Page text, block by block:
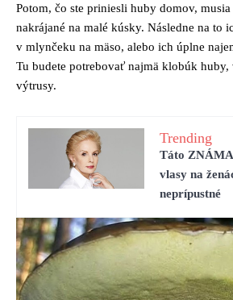
Potom, čo ste priniesli huby domov,
nakrájané na malé kúsky. Následne na to
v mlynčeku na mäso, alebo ich úplne
Tu budete potrebovať najmä klobúk huby,
výtrusy.
Trending
Táto
vlasy na
neprípustné